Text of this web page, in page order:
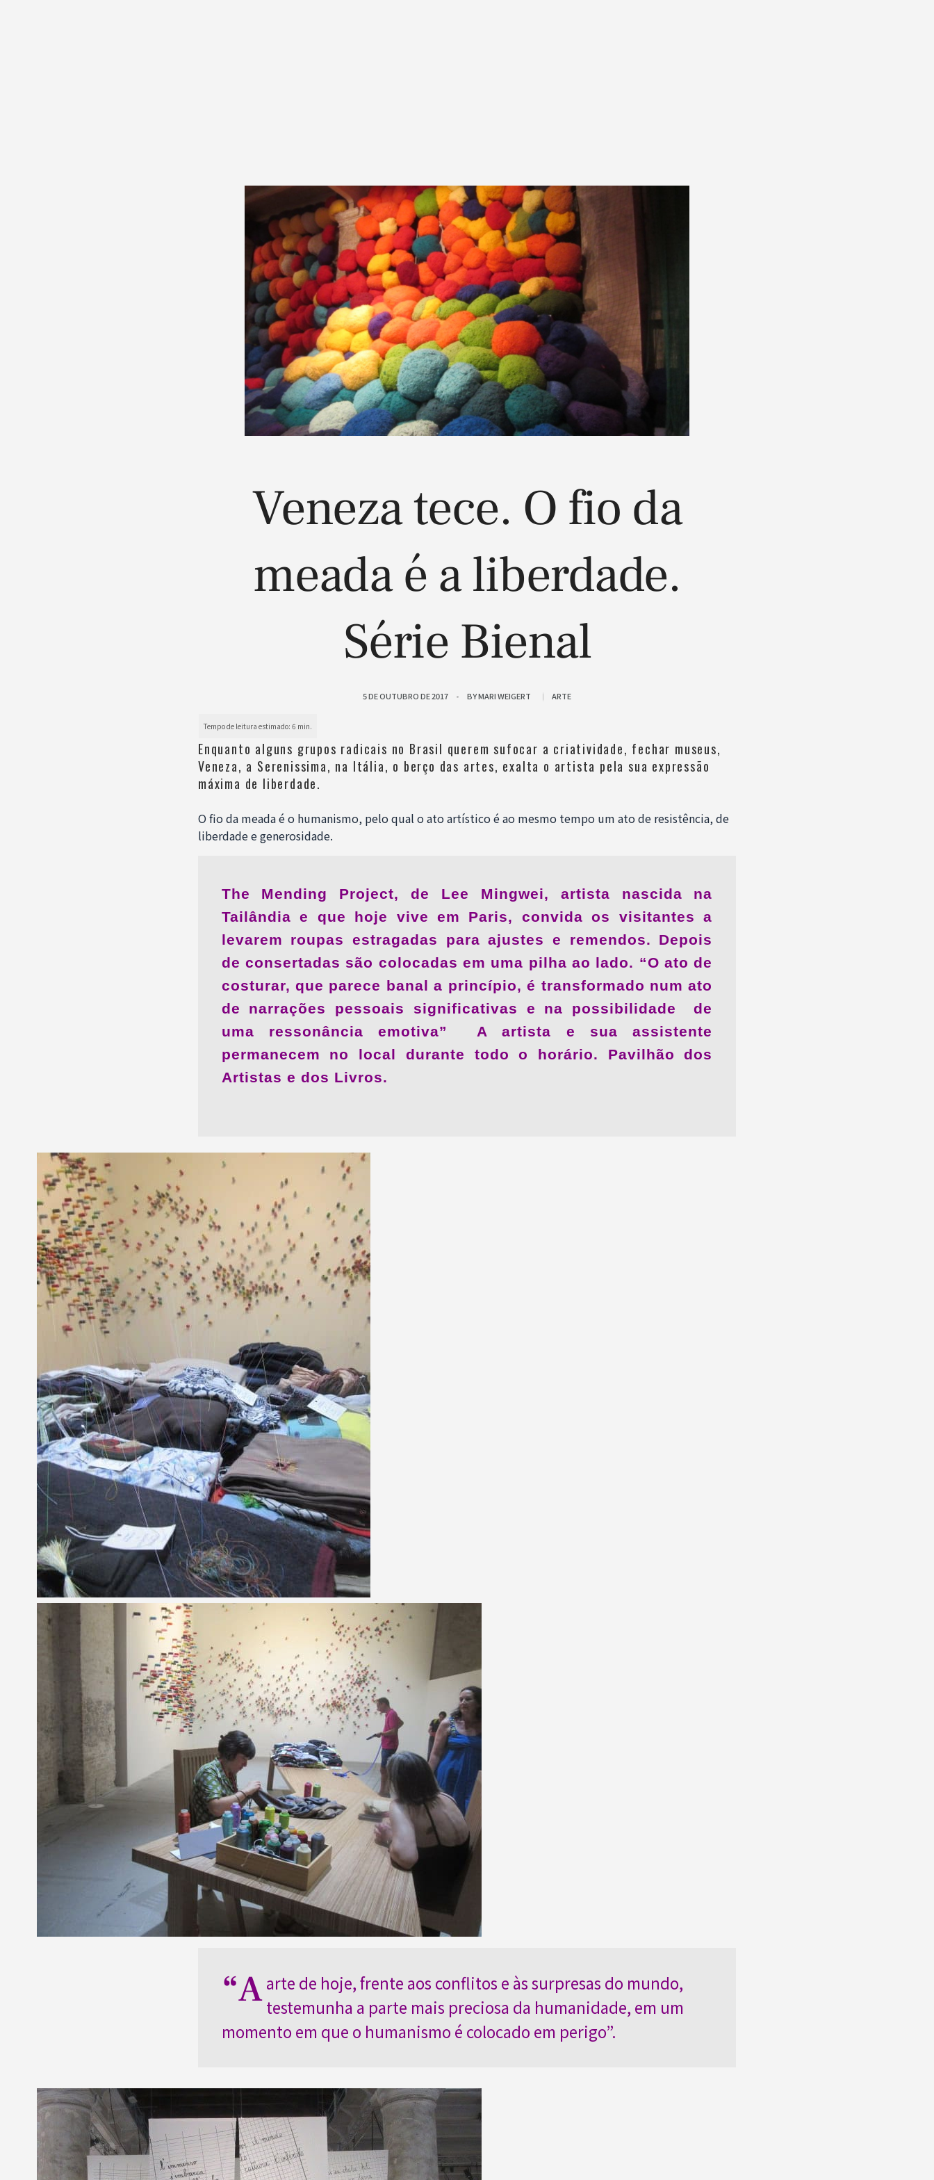
Veneza tece. O fio da
meada é a liberdade.
Série Bienal
5 DE OUTUBRO DE 2017 BYMARI WEIGERT ARTE
Enquanto alguns grupos radicais no Brasil querem sufocar a criatividade, fechar museus,
Veneza, a Serenissima, na Itália, o berço das artes, exalta o artista pela sua expressão
máxima de liberdade.
O fio da meada é o humanismo, pelo qual o ato artístico é ao mesmo tempo um ato de resistência, de
liberdade e generosidade.
The Mending Project, de Lee Mingwei, artista nascida na
Tailândia e que hoje vive em Paris, convida os visitantes a
levarem roupas estragadas para ajustes e remendos. Depois
de consertadas são colocadas em uma pilha ao lado. “O ato de
costurar, que parece banal a princípio, é transformado num ato
de narrações pessoais significativas e na possibilidade de
uma ressonância emotiva” A artista e sua assistente
permanecem no local durante todo o horário. Pavilhão dos
Artistas e dos Livros.
“A arte de hoje, frente aos conflitos e às surpresas do mundo,
testemunha a parte mais preciosa da humanidade, em um
momento em que o humanismo é colocado em perigo”.